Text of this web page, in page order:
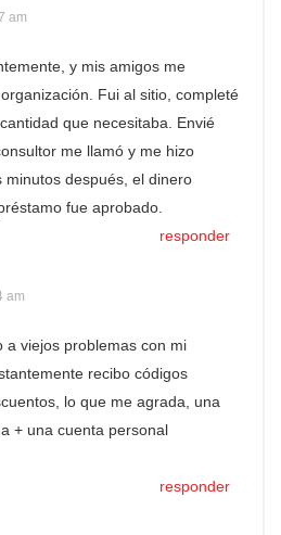
am
y mis amigos me
Fui al sitio, completé
que necesitaba. Envié
me llamó y me hizo
después, el dinero
fue aprobado.
responder
am
a viejos problemas con mi
recibo códigos
lo que me agrada, una
+ una cuenta personal
responder